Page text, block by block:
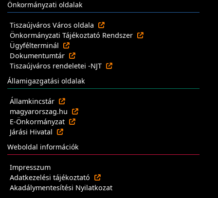
Önkormányzati oldalak
Tiszaújváros Város oldala
Önkormányzati Tájékoztató Rendszer
Ügyfélterminál
Dokumentumtár
Tiszaújváros rendeletei -NJT
Államigazgatási oldalak
Államkincstár
magyarorszag.hu
E-Önkormányzat
Járási Hivatal
Weboldal információk
Impresszum
Adatkezelési tájékoztató
Akadálymentesítési Nyilatkozat